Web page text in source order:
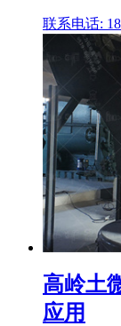
联系电话:
高岭土
应用